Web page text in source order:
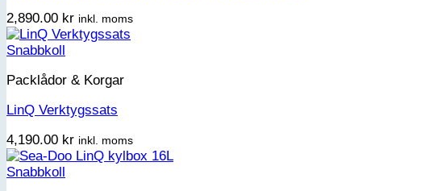
2,890.00 kr inkl. moms
Snabbkoll
Packlådor & Korgar
LinQ Verktygssats
4,190.00 kr inkl. moms
Snabbkoll